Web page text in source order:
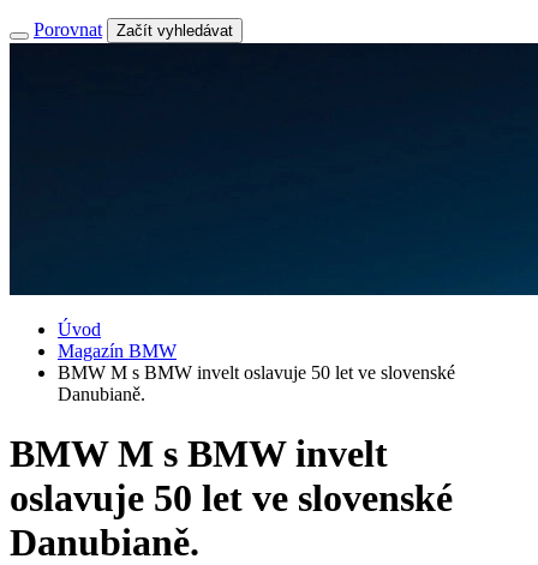
Porovnat Začít vyhledávat
Úvod
Magazín BMW
BMW M s BMW invelt oslavuje 50 let ve slovenské
Danubianě.
BMW M s BMW invelt
oslavuje 50 let ve slovenské
Danubianě.